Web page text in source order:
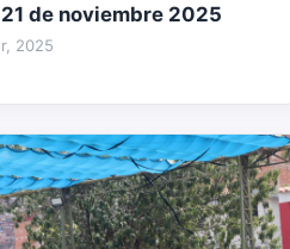
de noviembre 2025
2025